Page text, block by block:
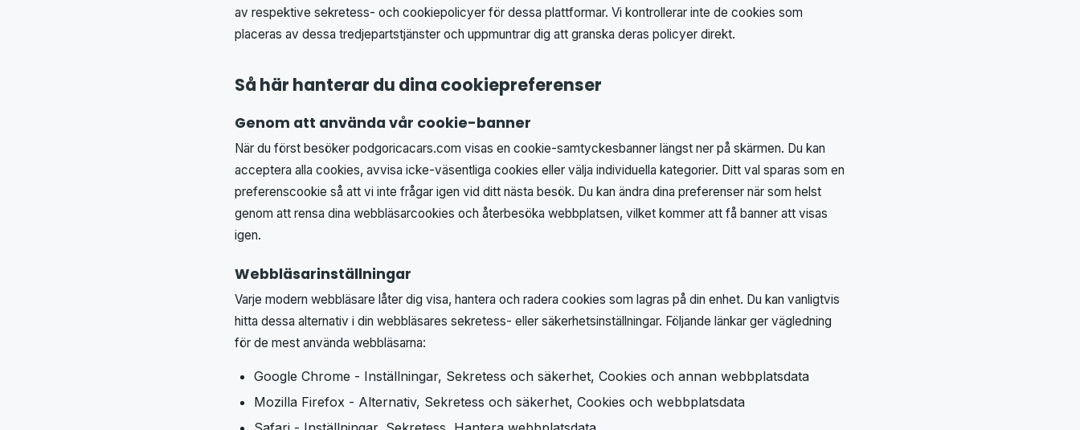
av respektive sekretess- och cookiepolicyer för dessa plattformar. Vi kontrollerar inte de cookies som
placeras av dessa tredjepartstjänster och uppmuntrar dig att granska deras policyer direkt.
Så här hanterar du dina cookiepreferenser
Genom att använda vår cookie-banner
När du först besöker podgoricacars.com visas en cookie-samtyckesbanner längst ner på skärmen. Du kan
acceptera alla cookies, avvisa icke-väsentliga cookies eller välja individuella kategorier. Ditt val sparas som en
preferenscookie så att vi inte frågar igen vid ditt nästa besök. Du kan ändra dina preferenser när som helst
genom att rensa dina webbläsarcookies och återbesöka webbplatsen, vilket kommer att få banner att visas
igen.
Webbläsarinställningar
Varje modern webbläsare låter dig visa, hantera och radera cookies som lagras på din enhet. Du kan vanligtvis
hitta dessa alternativ i din webbläsares sekretess- eller säkerhetsinställningar. Följande länkar ger vägledning
för de mest använda webbläsarna:
Google Chrome - Inställningar, Sekretess och säkerhet, Cookies och annan webbplatsdata
Mozilla Firefox - Alternativ, Sekretess och säkerhet, Cookies och webbplatsdata